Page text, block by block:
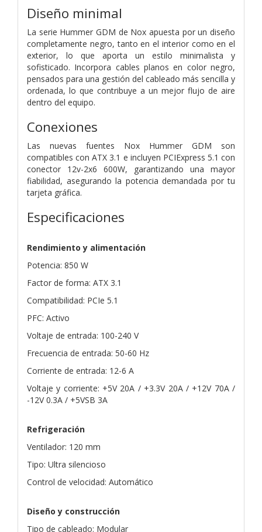
Diseño minimal
La serie Hummer GDM de Nox apuesta por un diseño
completamente negro, tanto en el interior como en el
exterior, lo que aporta un estilo minimalista y
sofisticado. Incorpora cables planos en color negro,
pensados para una gestión del cableado más sencilla y
ordenada, lo que contribuye a un mejor flujo de aire
dentro del equipo.
Conexiones
Las nuevas fuentes Nox Hummer GDM son
compatibles con ATX 3.1 e incluyen PCIExpress 5.1 con
conector 12v-2x6 600W, garantizando una mayor
fiabilidad, asegurando la potencia demandada por tu
tarjeta gráfica.
Especificaciones
Rendimiento y alimentación
Potencia: 850 W
Factor de forma: ATX 3.1
Compatibilidad: PCIe 5.1
PFC: Activo
Voltaje de entrada: 100-240 V
Frecuencia de entrada: 50-60 Hz
Corriente de entrada: 12-6 A
Voltaje y corriente: +5V 20A / +3.3V 20A / +12V 70A /
-12V 0.3A / +5VSB 3A
Refrigeración
Ventilador: 120 mm
Tipo: Ultra silencioso
Control de velocidad: Automático
Diseño y construcción
Tipo de cableado: Modular